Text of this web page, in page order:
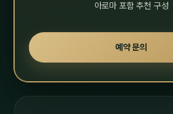
아로마 포함 추천 구성
예약 문의